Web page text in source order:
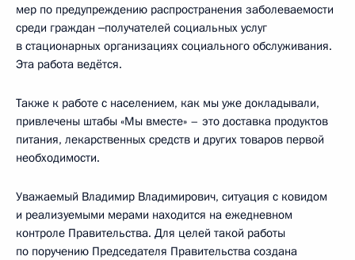
мер по предупреждению распространения заболеваемости
среди граждан ‒получателей социальных услуг
в стационарных организациях социального обслуживания.
Эта работа ведётся.
Также к работе с населением, как мы уже докладывали,
привлечены штабы «Мы вместе» – это доставка продуктов
питания, лекарственных средств и других товаров первой
необходимости.
Уважаемый Владимир Владимирович, ситуация с ковидом
и реализуемыми мерами находится на ежедневном
контроле Правительства. Для целей такой работы
по поручению Председателя Правительства создана